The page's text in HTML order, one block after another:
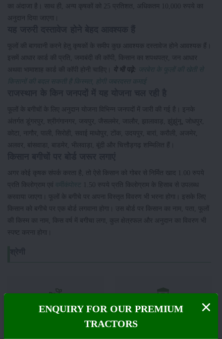
का अंदाजा है। साथ ही, अन्य कृषकों को 25 प्रतिशत, अधिकतम 10,000 रुपये का
अनुदान दिया जाएगा।
फूलों की बागवानी करने हेतु कृषकों के समीप कुछ आवश्यक दस्तावेज होने आवश्यक हैं।
इसमें आधार कार्ड की प्रति, जमाबंदी की कॉपी, किसान का शपथपत्र, जन आधार
अथवा भामाशाह कार्ड की कॉपी होनी चाहिए।
ये भी पढ़े:
जरबेरा के फूलों की खेती से
किसानों की बदल सकती है किस्मत, होगी जबरदस्त कमाई
फूलों के बगीचों के लिए अनुदान योजना विभिन्न जनपदों में जारी की गई है। इनके
अंतर्गत डूंगरपुर, श्रीगंगानगर, जयपुर, जैसलमेर, जालौर, झालावाड़, झुंझुंनू, जोधपुर,
कोटा, नागौर, पाली, सिरोही, सवाई माधोपुर, टोंक, उदयपुर, बारां, करौली, अजमेर,
अलवर, बांसवाडा, बाडमेर, भीलवाड़ा, बूंदी और चित्तौड़गढ़ शम्मिलित हैं।
अगर कोई कृषक संपर्क करता है, तो ऐसे किसान को गोबर से निर्मित खाद 1.00 रुपये
प्रति किलोग्राम एवं
वर्मीकंपोस्ट
1.50 रुपये प्रति किलोग्राम के हिसाब से उपलब्ध
करवाया जाएगा। फूलों के बगीचे पर अपना विस्तृत विवरण भी भरना होगा। इसके लिए
किसान को बगीचे पर एक बोर्ड लगवाना होगा। उस बोर्ड पर किसान का नाम, पता, फूलों
की किस्म का नाम, किस वर्ष में बगीचा लगा, कुल क्षेत्रफल और अनुदान का विवरण भी
स्पष्ट करना होगा।
फसल भंडारण
ENQUIRY FOR OUR PREMIUM
TRACTORS